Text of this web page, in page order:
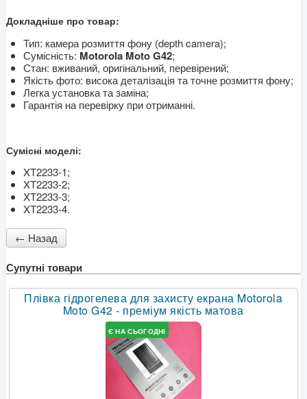
Докладніше про товар:
Тип: камера розмиття фону (depth camera);
Сумісність: Motorola Moto G42;
Стан: вживаний, оригінальний, перевірений;
Якість фото: висока деталізація та точне розмиття фону;
Легка установка та заміна;
Гарантія на перевірку при отриманні.
Сумісні моделі:
XT2233-1;
XT2233-2;
XT2233-3;
XT2233-4.
Супутні товари
Плівка гідрогелева для захисту екрана Motorola
Moto G42 - преміум якість матова
Є НА СЬОГОДНІ